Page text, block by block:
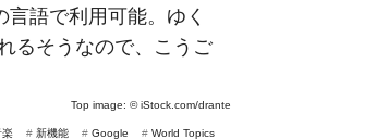
言語で利用可能。ゆく
るそうなので、こうご
Top image: ©iStock.com/drante
# World Topics
# Google
# 新機能
楽